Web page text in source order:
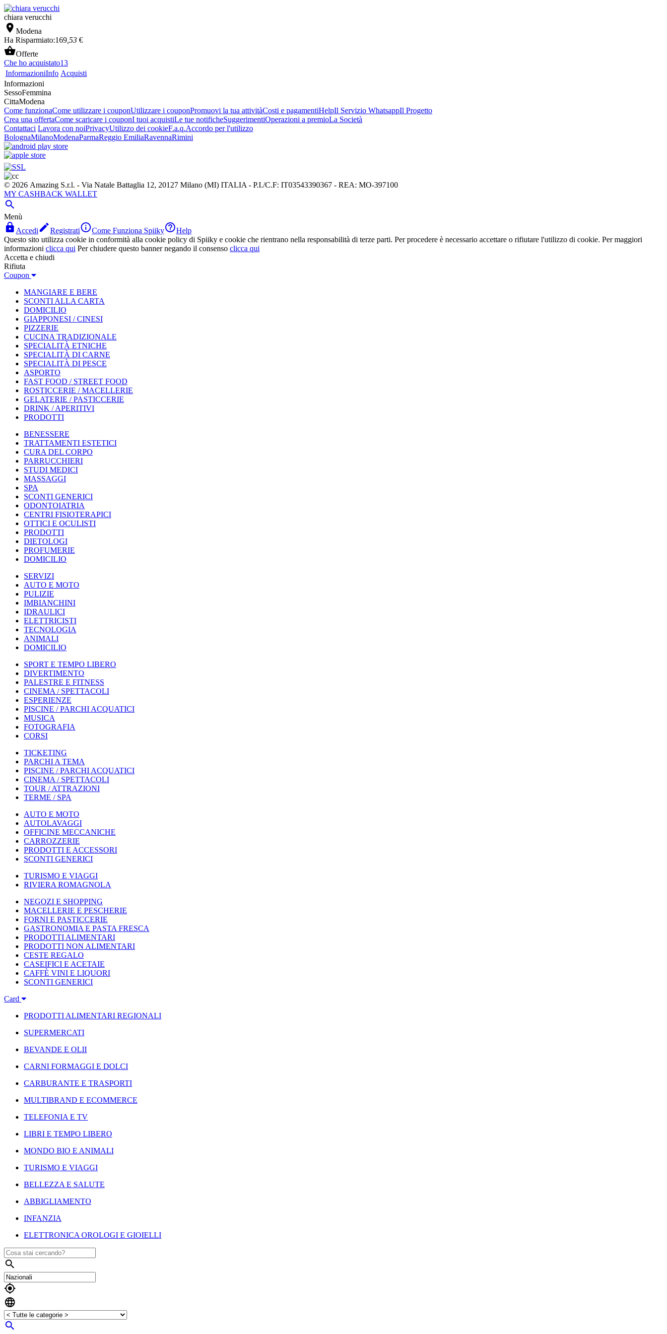
chiara verucchi
 Modena
Ha Risparmiato:169 ,53 €
Offerte
Che ho acquistato13
InformazioniInfo Acquisti
Informazioni
SessoFemmina
CittaModena
Come funzionaCome utilizzare i couponUtilizzare i couponPromuovi la tua attivitàCosti e pagamentiHelpIl Servizio WhatsappIl Progetto
Crea una offertaCome scaricare i couponI tuoi acquistiLe tue notificheSuggerimentiOperazioni a premioLa Società
Contattaci Lavora con noiPrivacyUtilizzo dei cookieF.a.q.Accordo per l'utilizzo
BolognaMilanoModenaParmaReggio EmiliaRavennaRimini
© 2026 Amazing S.r.l. - Via Natale Battaglia 12, 20127 Milano (MI) ITALIA - P.I./C.F: IT03543390367 - REA: MO-397100
MY CASHBACK WALLET

Menù
 Accedi RegistratiCome Funziona SpiikyHelp
Questo sito utilizza cookie in conformità alla cookie policy di Spiiky e cookie che rientrano nella responsabilità di terze parti. Per procedere è necessario accettare o rifiutare l'utilizzo di cookie. Per maggiori
informazioni clicca qui Per chiudere questo banner negando il consenso clicca qui
Accetta e chiudi
Rifiuta
Coupon
MANGIARE E BERE
SCONTI ALLA CARTA
DOMICILIO
GIAPPONESI / CINESI
PIZZERIE
CUCINA TRADIZIONALE
SPECIALITÀ ETNICHE
SPECIALITÀ DI CARNE
SPECIALITÀ DI PESCE
ASPORTO
FAST FOOD / STREET FOOD
ROSTICCERIE / MACELLERIE
GELATERIE / PASTICCERIE
DRINK / APERITIVI
PRODOTTI
BENESSERE
TRATTAMENTI ESTETICI
CURA DEL CORPO
PARRUCCHIERI
STUDI MEDICI
MASSAGGI
SPA
SCONTI GENERICI
ODONTOIATRIA
CENTRI FISIOTERAPICI
OTTICI E OCULISTI
PRODOTTI
DIETOLOGI
PROFUMERIE
DOMICILIO
SERVIZI
AUTO E MOTO
PULIZIE
IMBIANCHINI
IDRAULICI
ELETTRICISTI
TECNOLOGIA
ANIMALI
DOMICILIO
SPORT E TEMPO LIBERO
DIVERTIMENTO
PALESTRE E FITNESS
CINEMA / SPETTACOLI
ESPERIENZE
PISCINE / PARCHI ACQUATICI
MUSICA
FOTOGRAFIA
CORSI
TICKETING
PARCHI A TEMA
PISCINE / PARCHI ACQUATICI
CINEMA / SPETTACOLI
TOUR / ATTRAZIONI
TERME / SPA
AUTO E MOTO
AUTOLAVAGGI
OFFICINE MECCANICHE
CARROZZERIE
PRODOTTI E ACCESSORI
SCONTI GENERICI
TURISMO E VIAGGI
RIVIERA ROMAGNOLA
NEGOZI E SHOPPING
MACELLERIE E PESCHERIE
FORNI E PASTICCERIE
GASTRONOMIA E PASTA FRESCA
PRODOTTI ALIMENTARI
PRODOTTI NON ALIMENTARI
CESTE REGALO
CASEIFICI E ACETAIE
CAFFÈ VINI E LIQUORI
SCONTI GENERICI
Card
PRODOTTI ALIMENTARI REGIONALI
SUPERMERCATI
BEVANDE E OLII
CARNI FORMAGGI E DOLCI
CARBURANTE E TRASPORTI
MULTIBRAND E ECOMMERCE
TELEFONIA E TV
LIBRI E TEMPO LIBERO
MONDO BIO E ANIMALI
TURISMO E VIAGGI
BELLEZZA E SALUTE
ABBIGLIAMENTO
INFANZIA
ELETTRONICA OROLOGI E GIOIELLI



